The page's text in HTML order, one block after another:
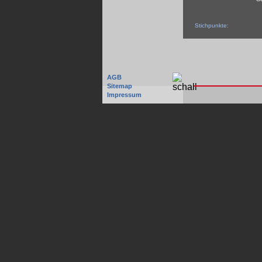
Stichpunkte:
AGB
Sitemap
Impressum